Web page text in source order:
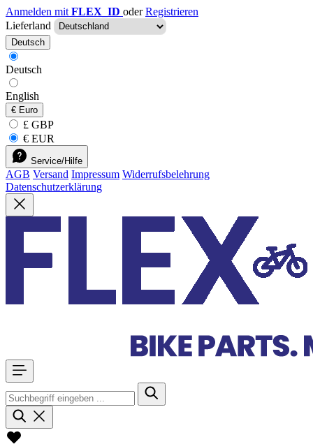
Anmelden mit FLEX_ID oder Registrieren
Lieferland
Deutsch
Deutsch
English
€ Euro
£ GBP
€ EUR
Service/Hilfe
AGB Versand Impressum Widerrufsbelehrung
Datenschutzerklärung